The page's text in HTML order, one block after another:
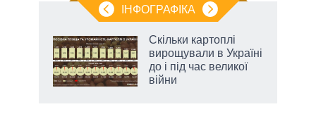
ІНФОГРАФІКА
Скільки картоплі
вирощували в Україні
до і під час великої
війни